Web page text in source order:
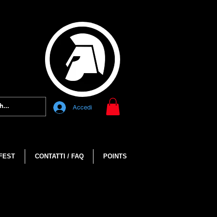
Accedi
CONTATTI / FAQ POINTS